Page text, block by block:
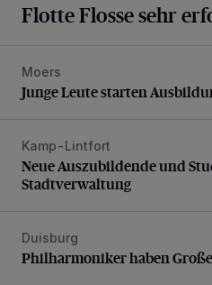
Flotte Flosse sehr
Junge Leute starten
Moers
Junge Leute starten
Neue Auszubildende und
Kamp-Lintfort
Neue Auszubildende und
Stadtverwaltung
Philharmoniker haben Großes
Duisburg
Philharmoniker haben